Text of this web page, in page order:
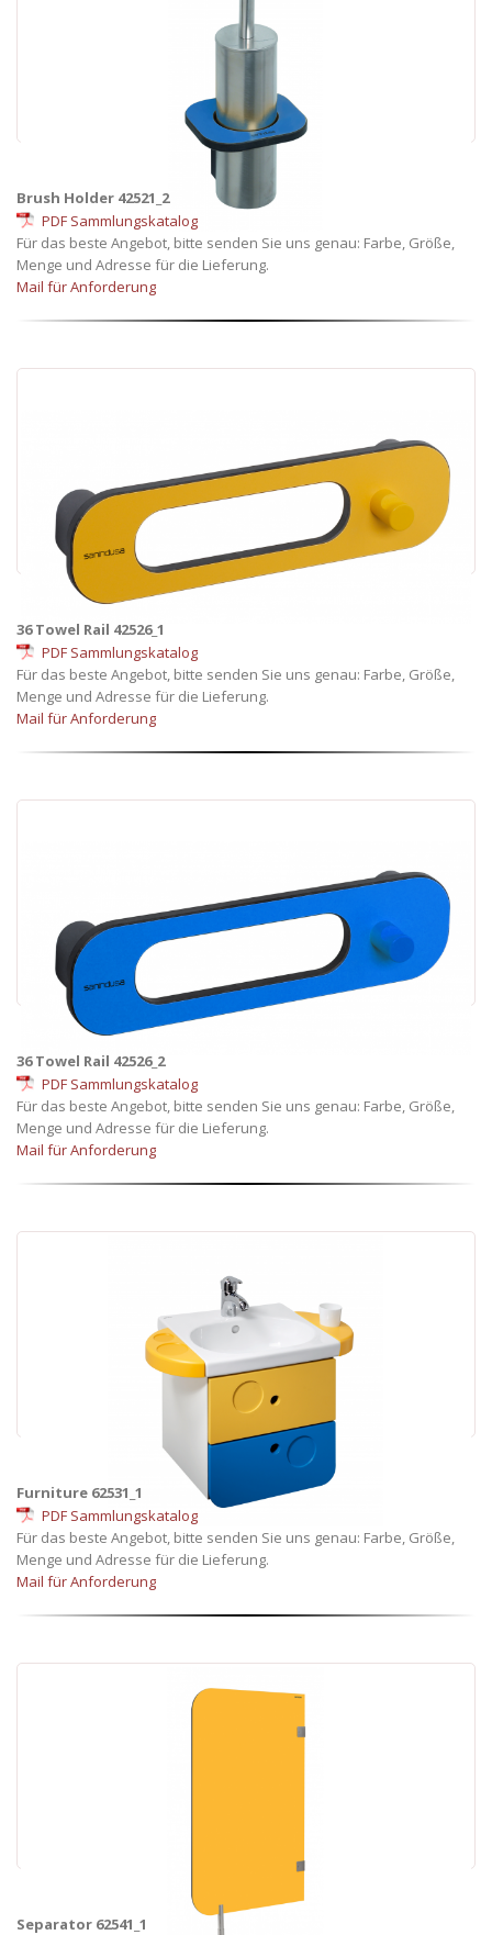
Brush Holder 42521_2
PDF Sammlungskatalog
Für das beste Angebot, bitte senden Sie uns genau: Farbe, Größe,
Menge und Adresse für die Lieferung.
Mail für Anforderung
36 Towel Rail 42526_1
PDF Sammlungskatalog
Für das beste Angebot, bitte senden Sie uns genau: Farbe, Größe,
Menge und Adresse für die Lieferung.
Mail für Anforderung
36 Towel Rail 42526_2
PDF Sammlungskatalog
Für das beste Angebot, bitte senden Sie uns genau: Farbe, Größe,
Menge und Adresse für die Lieferung.
Mail für Anforderung
Furniture 62531_1
PDF Sammlungskatalog
Für das beste Angebot, bitte senden Sie uns genau: Farbe, Größe,
Menge und Adresse für die Lieferung.
Mail für Anforderung
Separator 62541_1